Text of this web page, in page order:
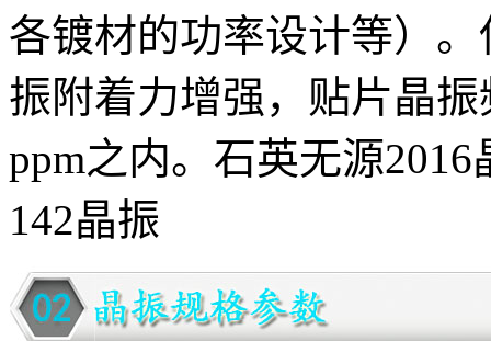
各镀材的功率设计等）
振附着力增强，贴片晶
ppm之内。石英无源
142晶振